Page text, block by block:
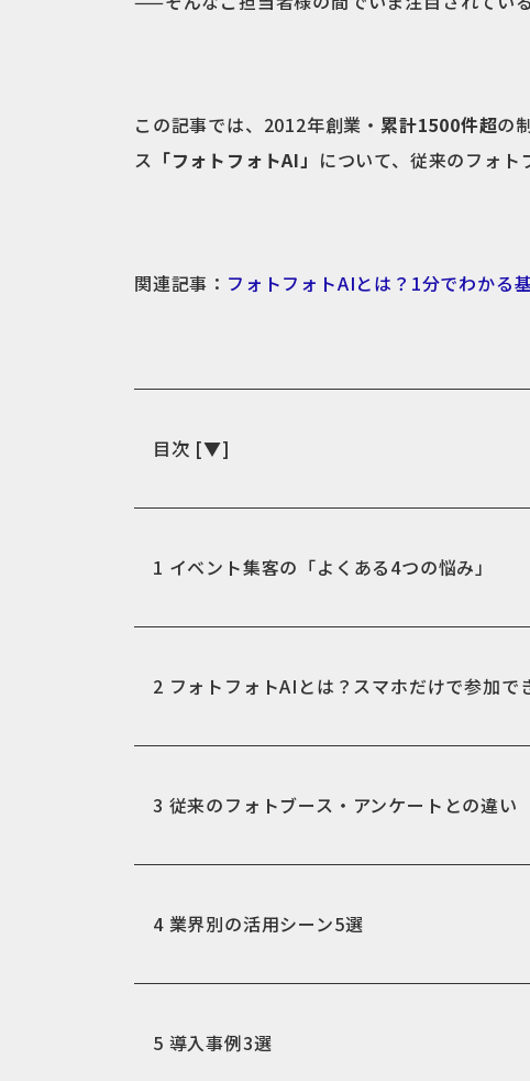
この記事では、2012年創業・ 累計1500件超の
ス 「フォトフォトAI」 について、従来のフォト
関連記事： フォトフォトAIとは？1分でわかる
目次 [▼]
1 イベント集客の「よくある4つの悩み」
2 フォトフォトAIとは？スマホだけで参加で
3 従来のフォトブース・アンケートとの違い
4業界別の活用シーン5選
5 導入事例3選